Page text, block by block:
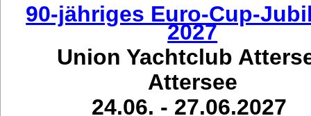
90-jähriges Euro-Cup-
2027
Union Yachtclub
Attersee
24.06. - 27.06.2027